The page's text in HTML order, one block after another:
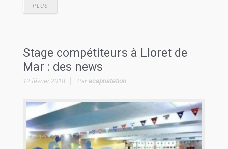
PLUS
Stage compétiteurs à Lloret de
Mar : des news
12 février 2018 Paracapnatation